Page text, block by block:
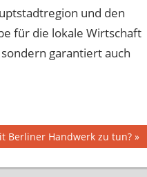
und den
für die lokale Wirtschaft
garantiert auch
Berliner Handwerk zu tun?